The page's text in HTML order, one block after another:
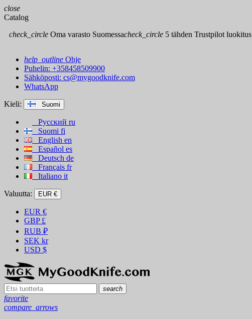
close
Catalog
check_circle Oma varasto Suomessacheck_circle 5 tähden Trustpilot luokitus
help_outline Ohje
Puhelin: +358458509900
Sähköposti: cs@mygoodknife.com
WhatsApp
Kieli: Suomi
Русский ru
Suomi fi
English en
Español es
Deutsch de
Français fr
Italiano it
Valuutta: EUR €
EUR €
GBP £
RUB ₽
SEK kr
USD $
search
favorite
compare_arrows